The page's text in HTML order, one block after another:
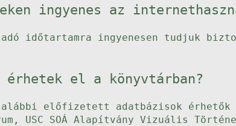
ingyenes az
időtartamra ingyenesen tudjuk
érhetek el a könyvtárban?
alábbi előfizetett adatbázisok
USC SOÁ Alapítvány Vizuális